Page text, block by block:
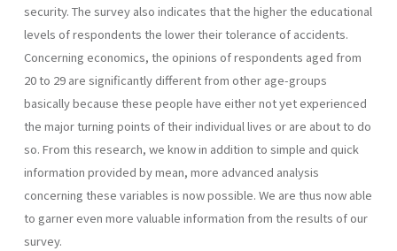
security. The survey also indicates that the higher the educational
levels of respondents the lower their tolerance of accidents.
Concerning economics, the opinions of respondents aged from
20 to 29 are significantly different from other age-groups
basically because these people have either not yet experienced
the major turning points of their individual lives or are about to do
so. From this research, we know in addition to simple and quick
information provided by mean, more advanced analysis
concerning these variables is now possible. We are thus now able
to garner even more valuable information from the results of our
survey.